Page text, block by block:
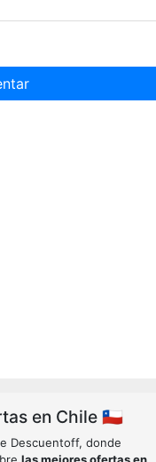
en Chile 🇨🇱
Descuentoff, donde